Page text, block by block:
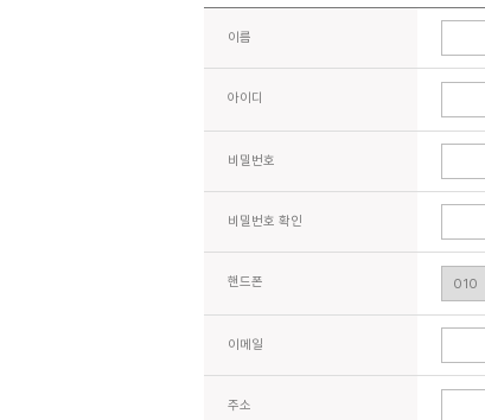
이름
아이디
비밀번호
비밀번호 확인
핸드폰
이메일
주소